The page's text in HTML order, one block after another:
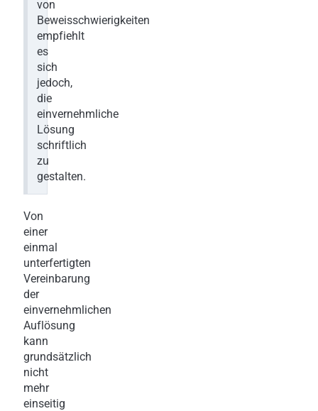
von
Beweisschwierigkeiten
empfiehlt
es
sich
jedoch,
die
einvernehmliche
Lösung
schriftlich
zu
gestalten.
Von
einer
einmal
unterfertigten
Vereinbarung
der
einvernehmlichen
Auflösung
kann
grundsätzlich
nicht
mehr
einseitig